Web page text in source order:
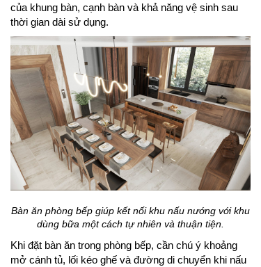
của khung bàn, cạnh bàn và khả năng vệ sinh sau
thời gian dài sử dụng.
Bàn ăn phòng bếp giúp kết nối khu nấu nướng với khu
dùng bữa một cách tự nhiên và thuận tiện.
Khi đặt bàn ăn trong phòng bếp, cần chú ý khoảng
mở cánh tủ, lối kéo ghế và đường di chuyển khi nấu